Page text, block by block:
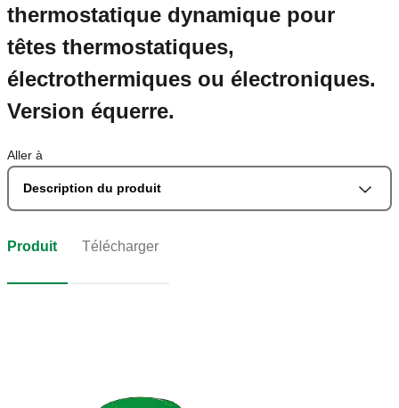
thermostatique dynamique pour
têtes thermostatiques,
électrothermiques ou électroniques.
Version équerre.
Aller à
Description du produit
Produit Télécharger